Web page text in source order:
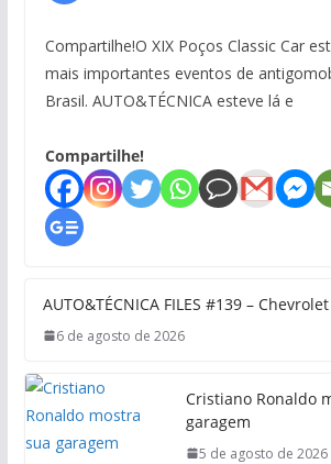
Compartilhe!O XIX Poços Classic Car
mais importantes eventos de
Brasil. AUTO&TÉCNICA esteve lá e
Compartilhe!
AUTO&TÉCNICA FILES #139 –
6 de agosto de 2026
Cristiano Ronaldo
garagem
5 de agosto de 2026